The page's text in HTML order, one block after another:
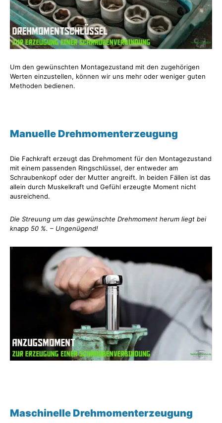
Um den gewünschten Montagezustand mit den zugehörigen
Werten einzustellen, können wir uns mehr oder weniger guten
Methoden bedienen.
Manuelle Drehmomenterzeugung
Die Fachkraft erzeugt das Drehmoment für den Montagezustand
mit einem passenden Ringschlüssel, der entweder am
Schraubenkopf oder der Mutter angreift. In beiden Fällen ist das
allein durch Muskelkraft und Gefühl erzeugte Moment nicht
ausreichend.
Die Streuung um das gewünschte Drehmoment herum liegt bei
knapp 50 %. – Ungenügend!
Maschinelle Drehmomenterzeugung